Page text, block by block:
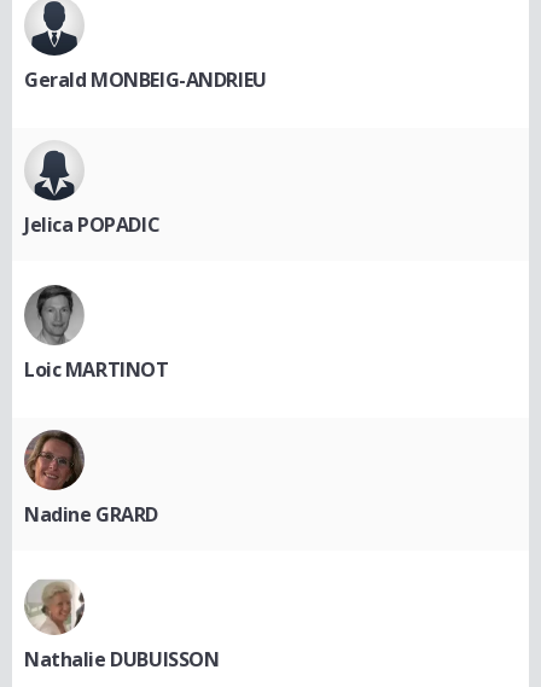
Gerald MONBEIG-ANDRIEU
Jelica POPADIC
Loic MARTINOT
Nadine GRARD
Nathalie DUBUISSON